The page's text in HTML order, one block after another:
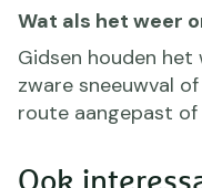
Wat als het weer
Gidsen houden het
zware sneeuwval
route aangepast